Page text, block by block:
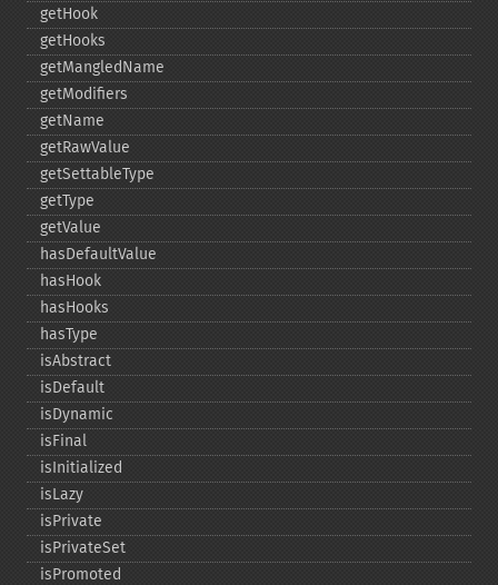
getHook
getHooks
getMangledName
getModifiers
getName
getRawValue
getSettableType
getType
getValue
hasDefaultValue
hasHook
hasHooks
hasType
isAbstract
isDefault
isDynamic
isFinal
isInitialized
isLazy
isPrivate
isPrivateSet
isPromoted